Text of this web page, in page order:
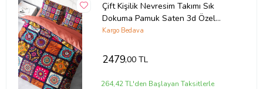
Çift Kişilik Nevresim Takımı Sık
Dokuma Pamuk Saten 3d Özel
Tasarım Nakkaş
Kargo Bedava
2479,00 TL
264,42 TL'den Başlayan Taksitlerle